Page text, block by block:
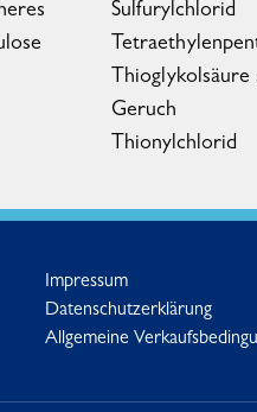
Sulfurylchlorid
Thioglykolsäure
Geruch
Thionylchlorid
Impressum
Datenschutzerklärung
Allgemeine